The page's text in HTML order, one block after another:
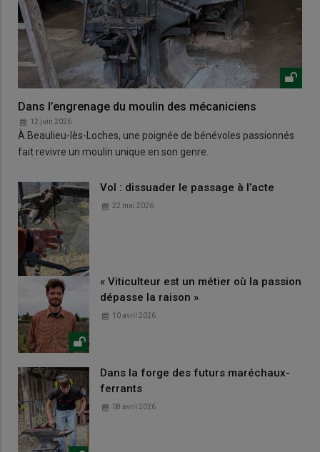
Dans l’engrenage du moulin des mécaniciens
12 juin 2026
À Beaulieu-lès-Loches, une poignée de bénévoles passionnés
fait revivre un moulin unique en son genre.
Vol : dissuader le passage à l’acte
22 mai 2026
« Viticulteur est un métier où la passion
dépasse la raison »
10 avril 2026
Dans la forge des futurs maréchaux-
ferrants
08 avril 2026